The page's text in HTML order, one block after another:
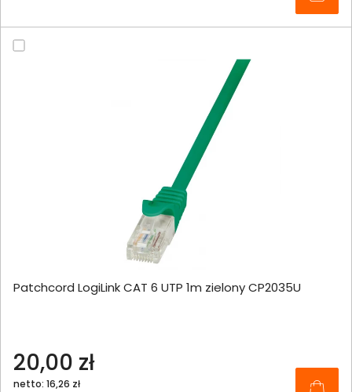
Patchcord LogiLink CAT 6 UTP 1m zielony CP2035U
20,00 zł
netto: 16,26 zł